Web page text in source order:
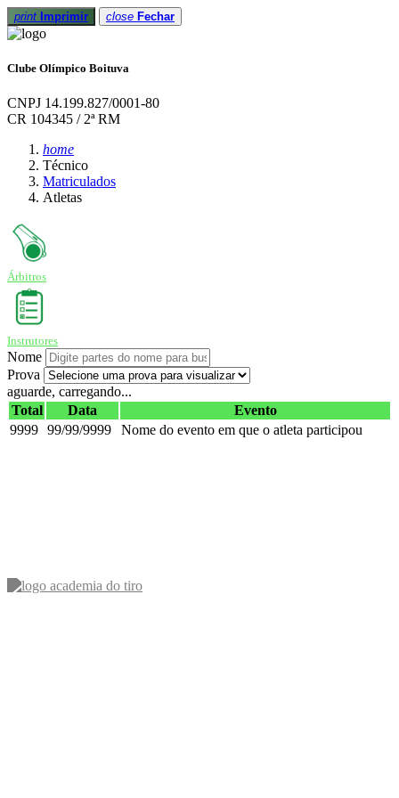
print Imprimir close Fechar
Clube Olímpico Boituva
CNPJ 14.199.827/0001-80
CR 104345 / 2ª RM
home
Técnico
Matriculados
Atletas
Árbitros
Instrutores
Nome
Prova
aguarde, carregando...
Total
Data
Evento
9999 99/99/9999 Nome do evento em que o atleta participou